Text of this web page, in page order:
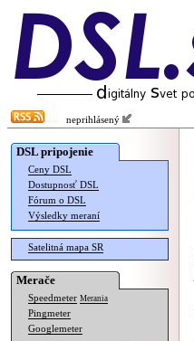
neprihlásený
DSL pripojenie
Ceny DSL
Dostupnosť DSL
Fórum o DSL
Výsledky meraní
Satelitná mapa SR
Merače
Speedmeter Merania
Pingmeter
Googlemeter